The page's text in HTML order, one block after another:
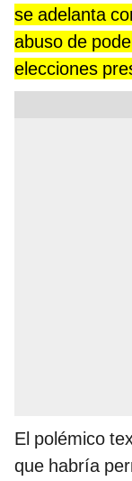
se adelanta
abuso de
elecciones
El polémico
que habría